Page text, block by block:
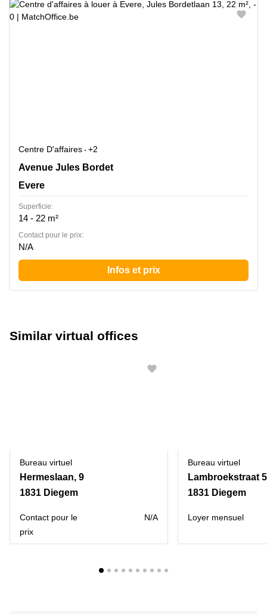
Centre D'affaires
+2
Jules Bordetlaan 13, Evere
Avenue Jules Bordet
Evere
Superficie:
14 - 22 m²
Contact pour le prix:
N/A
Infos et prix
Similar virtual offices
Bureau virtuel
Hermeslaan, 9
1831 Diegem
Contact pour le
prix
N/A
Bureau virtuel
Lambroekstraat
1831 Diegem
Loyer mensuel